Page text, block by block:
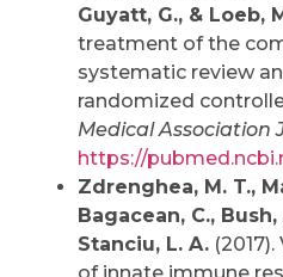
Guyatt, G., & Loeb,
treatment of the
systematic review
randomized
Medical Association
https://
Zdrenghea, M. T.,
Bagacean, C.,
Stanciu, L. A.